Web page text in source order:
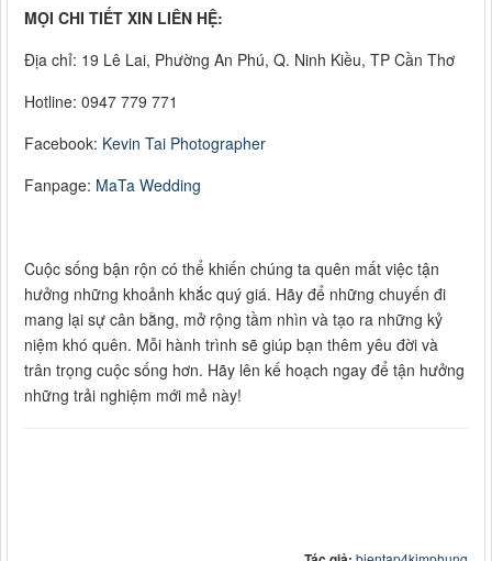
MỌI CHI TIẾT XIN LIÊN HỆ:
Địa chỉ: 19 Lê Lai, Phường An Phú, Q. Ninh Kiều, TP Cần Thơ
Hotline: 0947 779 771
Facebook: Kevin Tai Photographer
Fanpage: MaTa Wedding
Cuộc sống bận rộn có thể khiến chúng ta quên mất việc tận
hưởng những khoảnh khắc quý giá. Hãy để những chuyến đi
mang lại sự cân bằng, mở rộng tầm nhìn và tạo ra những kỷ
niệm khó quên. Mỗi hành trình sẽ giúp bạn thêm yêu đời và
trân trọng cuộc sống hơn. Hãy lên kế hoạch ngay để tận hưởng
những trải nghiệm mới mẻ này!